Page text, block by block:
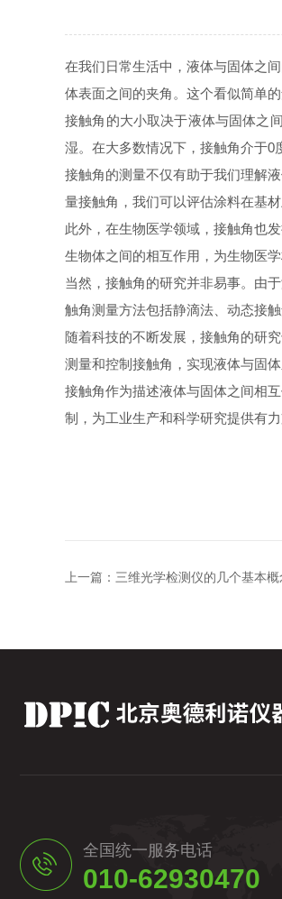
在我们日常生活中，液体与固体之
体表面之间的夹角。这个看似简单
接触角的大小取决于液体与固体之
湿。在大多数情况下，接触角介于0
接触角的测量不仅有助于我们理解
量接触角，我们可以评估涂料在基
此外，在生物医学领域，接触角也
生物体之间的相互作用，为生物医
当然，接触角的研究并非易事。由
触角测量方法包括静滴法、动态接
随着科技的不断发展，接触角的研
测量和控制接触角，实现液体与固
接触角作为描述液体与固体之间相
制，为工业生产和科学研究提供有力
上一篇： 三维光学检测仪的几个基本概
全国统一服务电话
010-62930470